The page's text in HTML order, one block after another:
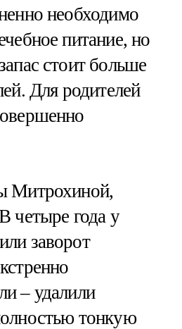
необходимо
питание, но
стоит больше
Для родителей
Митрохиной,
четыре года у
заворот
– удалили
тонкую